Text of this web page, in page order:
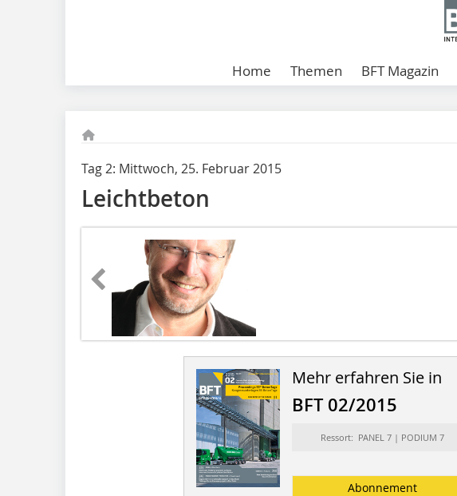
Home Themen BFT Magazin
Tag 2: Mittwoch, 25. Februar 2015
Leichtbeton
Mehr erfahren Sie in
BFT 02/2015
Ressort: PANEL 7 | PODIUM 7
Abonnement